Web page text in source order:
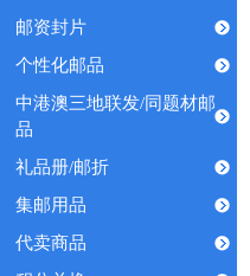
邮资封片
个性化邮品
中港澳三地联发/同题材邮
品
礼品册/邮折
集邮用品
代卖商品